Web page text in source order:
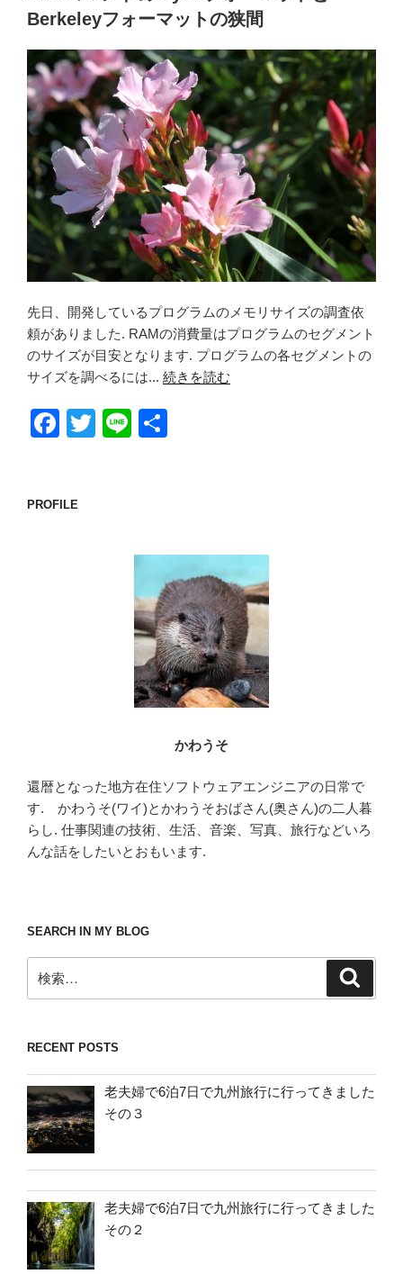
Berkeleyフォーマットの狭間
先日、開発しているプログラムのメモリサイズの調査依
頼がありました. RAMの消費量はプログラムのセグメント
のサイズが目安となります. プログラムの各セグメントの
サイズを調べるには... 続きを読む
F
e
T
Li
PROFILE
かわうそ
還暦となった地方在住ソフトウェアエンジニアの日常で
す. かわうそ(ワイ)とかわうそおばさん(奥さん)の二人暮
らし. 仕事関連の技術、生活、音楽、写真、旅行などいろ
んな話をしたいとおもいます.
SEARCH IN MY BLOG
索:
RECENT POSTS
老夫婦で6泊7日で九州旅行に行ってきました
その３
老夫婦で6泊7日で九州旅行に行ってきました
その２